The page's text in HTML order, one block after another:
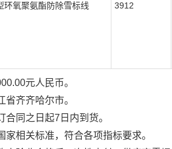
环氧聚氨酯防除雪标线 3912
元人民币。
省齐齐哈尔市。
合同之日起7日内到货。
家相关标准，符合各项指标要求。